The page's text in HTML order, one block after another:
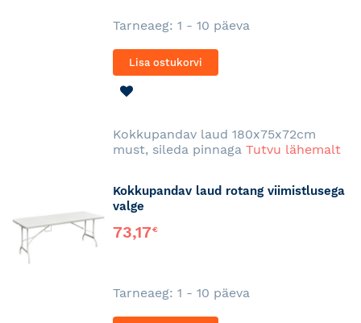
Tarneaeg: 1 - 10 päeva
Lisa ostukorvi
Kokkupandav laud 180x75x72cm
must, sileda pinnaga Tutvu lähemalt
Kokkupandav laud rotang viimistlusega
valge
73,17€
Tarneaeg: 1 - 10 päeva